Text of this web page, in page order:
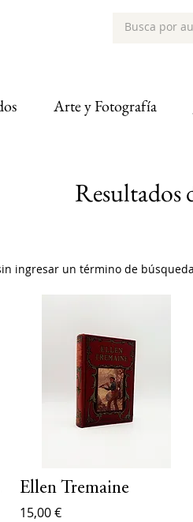
Arte y Fotografía
Resultados
ingresar un término de búsqueda
Ellen Tremaine
15,00 €